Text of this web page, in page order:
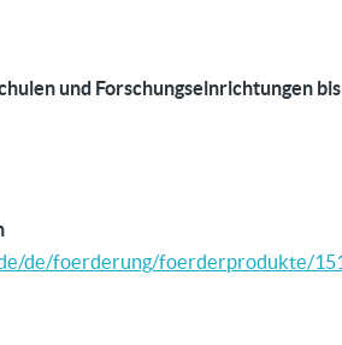
und Forschungseinrichtungen bis
de/foerderung/foerderprodukte/